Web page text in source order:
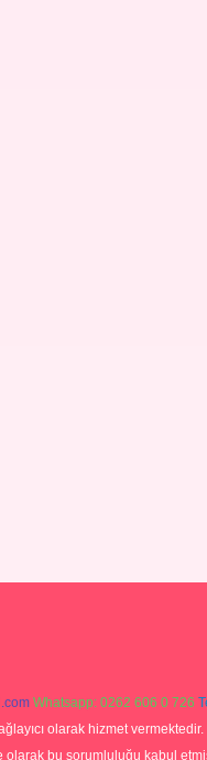
Whatsapp: 0262 606 0 726
olarak hizmet
bu sorumluluğu kabul